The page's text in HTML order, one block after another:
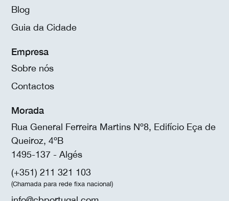
Blog
Guia da Cidade
Empresa
Sobre nós
Contactos
Morada
Rua General Ferreira Martins Nº8, Edifício Eça de
Queiroz, 4ºB
1495-137 - Algés
(+351) 211 321 103
(Chamada para rede fixa nacional)